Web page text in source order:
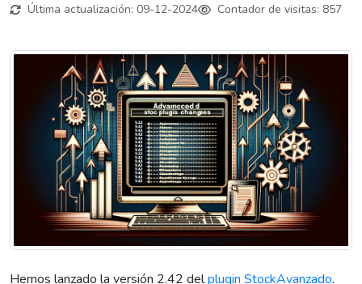
Última actualización: 09-12-2024 Contador de visitas: 857
Hemos lanzado la versión 2.42 delplugin StockAvanzado.